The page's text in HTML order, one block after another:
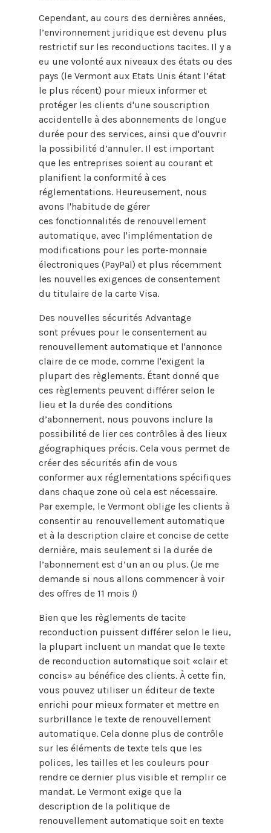
Cependant, au cours des dernières années,
l’environnement juridique est devenu plus
restrictif sur les reconductions tacites. Il y a
eu une volonté aux niveaux des états ou des
pays (le Vermont aux Etats Unis étant l’état
le plus récent) pour mieux informer et
protéger les clients d'une souscription
accidentelle à des abonnements de longue
durée pour des services, ainsi que d'ouvrir
la possibilité d’annuler. Il est important
que les entreprises soient au courant et
planifient la conformité à ces
réglementations. Heureusement, nous
avons l'habitude de gérer
ces fonctionnalités de renouvellement
automatique, avec l'implémentation de
modifications pour les porte-monnaie
électroniques (PayPal) et plus récemment
les nouvelles exigences de consentement
du titulaire de la carte Visa.
Des nouvelles sécurités Advantage
sont prévues pour le consentement au
renouvellement automatique et l'annonce
claire de ce mode, comme l'exigent la
plupart des règlements. Étant donné que
ces règlements peuvent différer selon le
lieu et la durée des conditions
d’abonnement, nous pouvons inclure la
possibilité de lier ces contrôles à des lieux
géographiques précis. Cela vous permet de
créer des sécurités afin de vous
conformer aux réglementations spécifiques
dans chaque zone où cela est nécessaire.
Par exemple, le Vermont oblige les clients à
consentir au renouvellement automatique
et à la description claire et concise de cette
dernière, mais seulement si la durée de
l’abonnement est d’un an ou plus. (Je me
demande si nous allons commencer à voir
des offres de 11 mois !)
Bien que les règlements de tacite
reconduction puissent différer selon le lieu,
la plupart incluent un mandat que le texte
de reconduction automatique soit «clair et
concis» au bénéfice des clients. À cette fin,
vous pouvez utiliser un éditeur de texte
enrichi pour mieux formater et mettre en
surbrillance le texte de renouvellement
automatique. Cela donne plus de contrôle
sur les éléments de texte tels que les
polices, les tailles et les couleurs pour
rendre ce dernier plus visible et remplir ce
mandat. Le Vermont exige que la
description de la politique de
renouvellement automatique soit en texte